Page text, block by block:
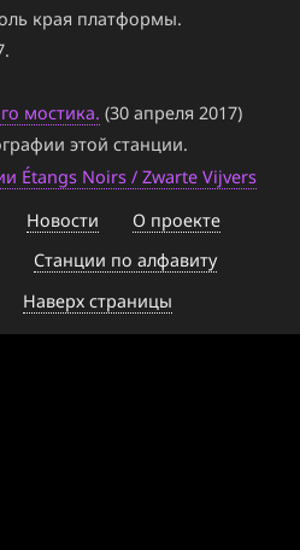
края платформы.
мостика. (30 апреля 2017)
этой станции.
Étangs Noirs / Zwarte Vijvers
Новости
О проекте
Станции по алфавиту
Наверх страницы